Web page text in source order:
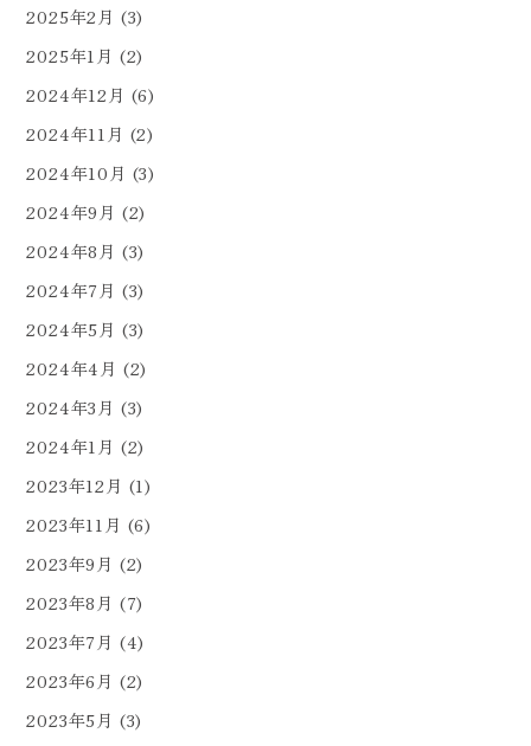
2025年2月 (3)
2025年1月 (2)
2024年12月 (6)
2024年11月 (2)
2024年10月 (3)
2024年9月 (2)
2024年8月 (3)
2024年7月 (3)
2024年5月 (3)
2024年4月 (2)
2024年3月 (3)
2024年1月 (2)
2023年12月 (1)
2023年11月 (6)
2023年9月 (2)
2023年8月 (7)
2023年7月 (4)
2023年6月 (2)
2023年5月 (3)